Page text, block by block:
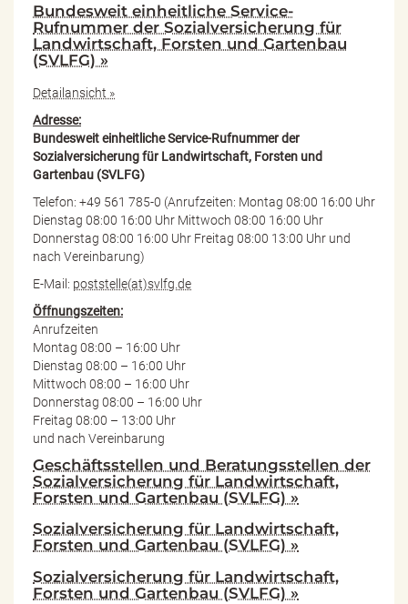
Bundesweit einheitliche Service-
Rufnummer der Sozialversicherung für
Landwirtschaft, Forsten und Gartenbau
(SVLFG) »
Detailansicht »
Adresse:
Bundesweit einheitliche Service-Rufnummer der
Sozialversicherung für Landwirtschaft, Forsten und
Gartenbau (SVLFG)
Telefon: +49 561 785-0 (Anrufzeiten: Montag 08:00 16:00 Uhr
Dienstag 08:00 16:00 Uhr Mittwoch 08:00 16:00 Uhr
Donnerstag 08:00 16:00 Uhr Freitag 08:00 13:00 Uhr und
nach Vereinbarung)
E-Mail: poststelle(at)svlfg.de
Öffnungszeiten:
Anrufzeiten
Montag 08:00 – 16:00 Uhr
Dienstag 08:00 – 16:00 Uhr
Mittwoch 08:00 – 16:00 Uhr
Donnerstag 08:00 – 16:00 Uhr
Freitag 08:00 – 13:00 Uhr
und nach Vereinbarung
Geschäftsstellen und Beratungsstellen der
Sozialversicherung für Landwirtschaft,
Forsten und Gartenbau (SVLFG) »
Sozialversicherung für Landwirtschaft,
Forsten und Gartenbau (SVLFG) »
Sozialversicherung für Landwirtschaft,
Forsten und Gartenbau (SVLFG) »